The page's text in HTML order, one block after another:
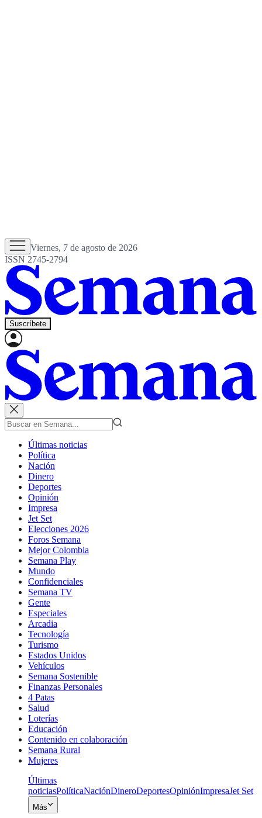
Viernes, 7 de agosto de 2026
ISSN 2745-2794
Suscríbete
Últimas noticias
Política
Nación
Dinero
Deportes
Opinión
Impresa
Jet Set
Elecciones 2026
Foros Semana
Mejor Colombia
Semana Play
Mundo
Confidenciales
Semana TV
Gente
Especiales
Arcadia
Tecnología
Turismo
Estados Unidos
Vehículos
Semana Sostenible
Finanzas Personales
4 Patas
Salud
Loterías
Educación
Contenido en colaboración
Semana Rural
Mujeres
Últimas
noticiasPolíticaNaciónDineroDeportesOpiniónImpresaJet Set
Más